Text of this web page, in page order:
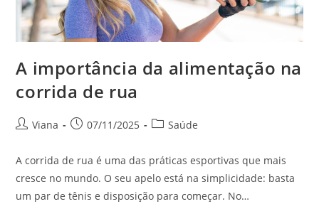
A importância da alimentação na
corrida de rua
Viana 07/11/2025 Saúde
A corrida de rua é uma das práticas esportivas que mais
cresce no mundo. O seu apelo está na simplicidade: basta
um par de tênis e disposição para começar. No…